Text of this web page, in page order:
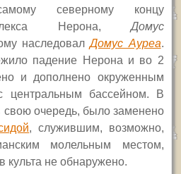
северному концу
Нерона,Домус
наследовалДомус Ауреа.
падение Нерона и во 2
и дополнено окруженным
центральным бассейном. В
свою очередь, было заменено
, служившим, возможно,
молельным местом,
культа не обнаружено.